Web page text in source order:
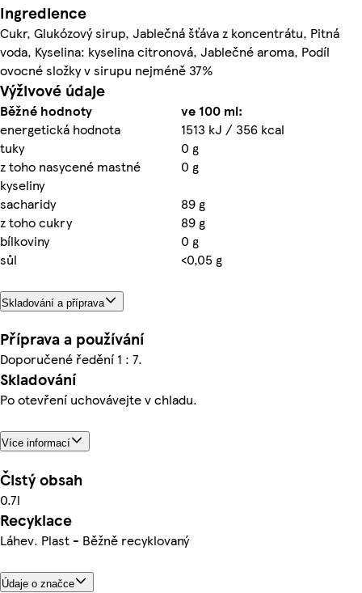
Ingredience
Cukr, Glukózový sirup, Jablečná šťáva z koncentrátu, Pitná
voda, Kyselina: kyselina citronová, Jablečné aroma, Podíl
ovocné složky v sirupu nejméně 37%
Výživové údaje
Běžné hodnoty
ve 100 ml:
energetická hodnota
1513 kJ / 356 kcal
tuky
0 g
z toho nasycené mastné
kyseliny
0 g
sacharidy
89 g
z toho cukry
89 g
bílkoviny
0 g
sůl
<0,05 g
Skladování a příprava
Příprava a používání
Doporučené ředění 1 : 7.
Skladování
Po otevření uchovávejte v chladu.
Více informací
Čistý obsah
0.7l
Recyklace
Láhev. Plast - Běžně recyklovaný
Údaje o značce